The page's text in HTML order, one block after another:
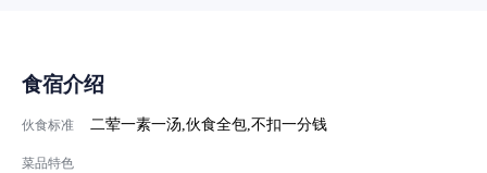
食宿介绍
伙食标准 二荤一素一汤,伙食全包,不扣一分钱
菜品特色